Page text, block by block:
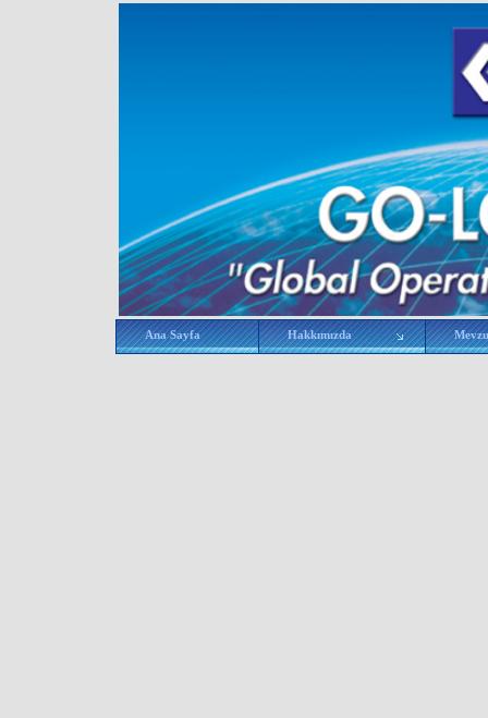
Ana Sayfa Hakkımızda